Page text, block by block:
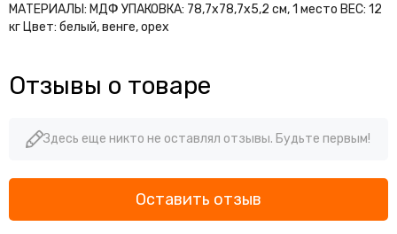
МАТЕРИАЛЫ: МДФ УПАКОВКА: 78,7х78,7х5,2 см, 1 место ВЕС: 12
кг Цвет: белый, венге, орех
Отзывы о товаре
Здесь еще никто не оставлял отзывы. Будьте первым!
Оставить отзыв